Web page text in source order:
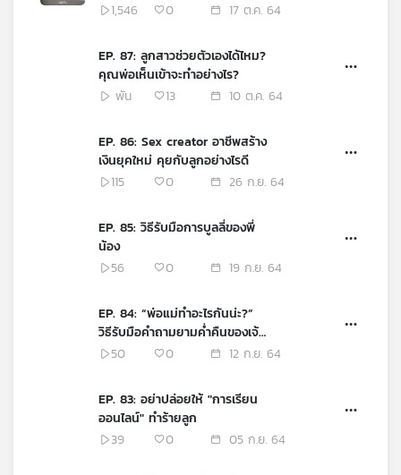
1,546
0 17 ต.ค. 64
EP. 87: ลูกสาวช่วยตัวเองได้ไหม?
คุณพ่อเห็นเข้าจะทำอย่างไร?
พัน
13 10 ต.ค. 64
EP. 86: Sex creator อาชีพสร้าง
เงินยุคใหม่ คุยกับลูกอย่างไรดี
115
0 26 ก.ย. 64
EP. 85: วิธีรับมือการบูลลี่ของพี่
น้อง
56
0 19 ก.ย. 64
EP. 84: “พ่อแม่ทำอะไรกันน่ะ?”
วิธีรับมือคำถามยามค่ำคืนของเจ้า
ตัวเล็ก
50 0 12 ก.ย. 64
EP. 83: อย่าปล่อยให้ "การเรียน
ออนไลน์" ทำร้ายลูก
39
0 05 ก.ย. 64